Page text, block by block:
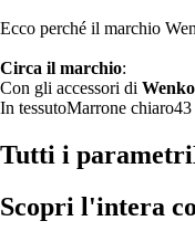
Ecco perché il marchio
Circa il marchio:
Con gli accessori di Wenko
In tessutoMarrone chiaro43
Tutti i parametri
Scopri l'intera